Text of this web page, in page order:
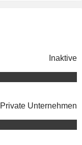
Inaktive
Private Unternehmen